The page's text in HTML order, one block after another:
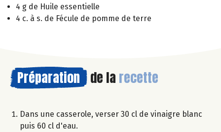
4 g de Huile essentielle
4 c. à s. de Fécule de pomme de terre
Préparation de la recette
Dans une casserole, verser 30 cl de vinaigre blanc
puis 60 cl d'eau.